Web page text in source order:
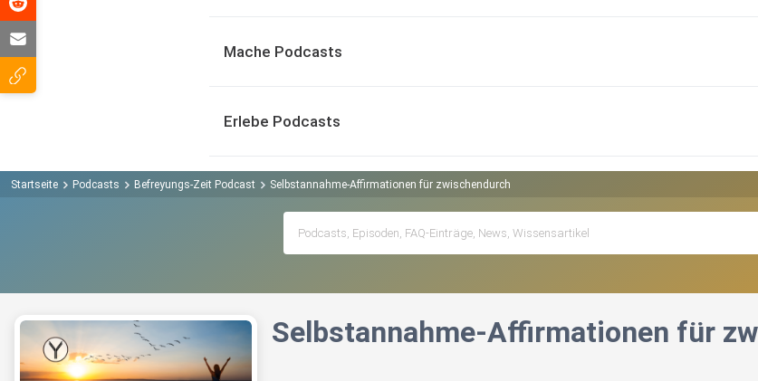
Mache Podcasts
Erlebe Podcasts
Startseite Podcasts Befreyungs-Zeit Podcast Selbstannahme-Affirmationen für zwischendurch
Selbstannahme-Affirmationen für